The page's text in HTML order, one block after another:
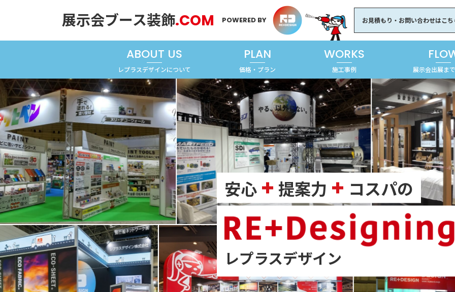
展示会ブース装飾.COM POWERED BY お見積もり・お問い合わせはこち
ABOUT US
レプラスデザインについて
PLAN
価格・プラン
WORKS
施工事例 展示会出展ま
安心 提案力 コスパの
レプラスデザイン